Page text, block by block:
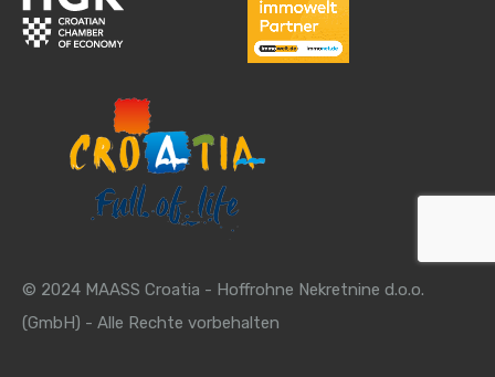
© 2024 MAASS Croatia - Hoffrohne Nekretnine d.o.o.
(GmbH) - Alle Rechte vorbehalten